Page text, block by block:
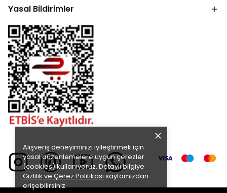
Alışveriş deneyiminizi iyileştirmek için
yasal düzenlemelere uygun çerezler
(cookies) kullanıyoruz. Detaylı bilgiye
Gizlilik ve Çerez Politikası sayfamızdan
erişebilirsiniz.
Yasal Bildirimler